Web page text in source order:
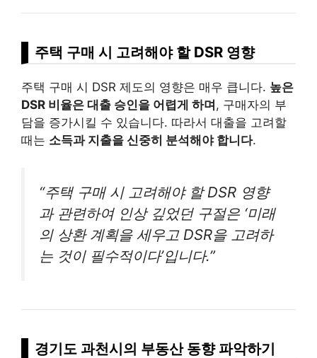
주택 구매 시 고려해야 할 DSR 영향
주택 구매 시 DSR 제도의 영향은 매우 큽니다. 높은
DSR 비율은 대출 승인을 어렵게 하며 , 구매자의 부
담을 증가시킬 수 있습니다. 따라서 대출을 고려할
때는 소득과 지출을 신중히 분석해야 합니다.
“주택 구매 시 고려해야 할 DSR 영향
과 관련하여 인상 깊었던 구절은 ‘미래
의 상환 계획을 세우고 DSR을 고려하
는 것이 필수적이다’입니다.”
경기도 과천시의 부동산 동향 파악하기